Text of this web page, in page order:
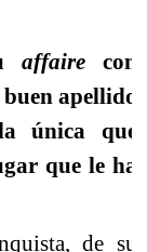
affaire con
apellido
única que
que le ha
de su